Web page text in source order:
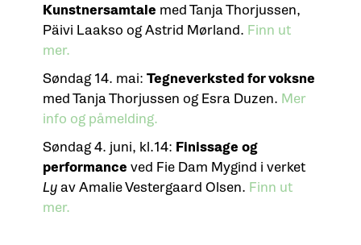
Kunstnersamtale med Tanja Thorjussen,
Päivi Laakso og Astrid Mørland. Finn ut
mer.
Søndag 14. mai: Tegneverksted for voksne
med Tanja Thorjussen og Esra Duzen. Mer
info og påmelding.
Søndag 4. juni, kl.14: Finissage og
performance ved Fie Dam Mygind i verket
Lyav Amalie Vestergaard Olsen. Finn ut
mer.